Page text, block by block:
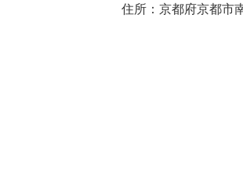
住所：京都府京都市